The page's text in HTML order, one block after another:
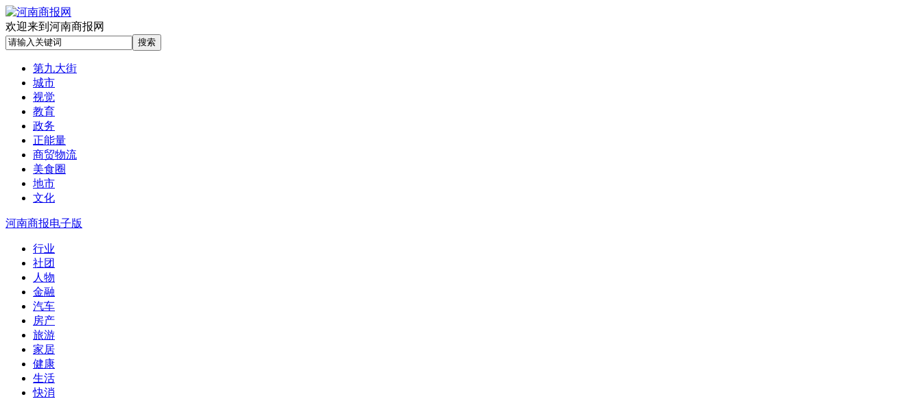
欢迎来到河南商报网
第九大街
城市
视觉
教育
政务
正能量
商贸物流
美食圈
地市
文化
河南商报电子版
行业
社团
人物
金融
汽车
房产
旅游
家居
健康
生活
快消